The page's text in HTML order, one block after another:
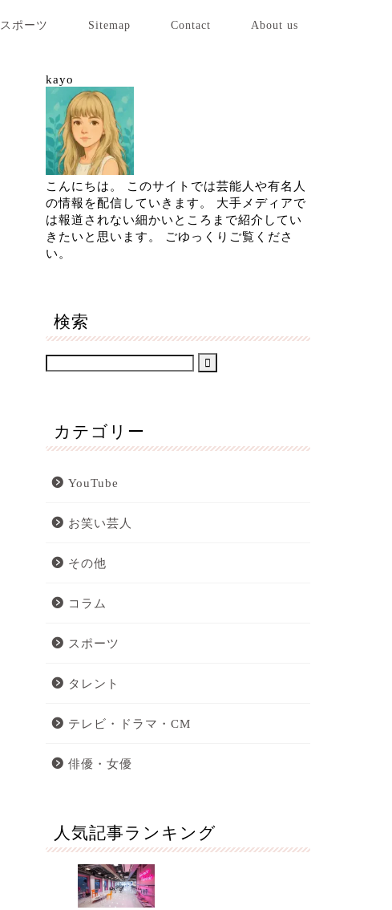
スポーツ Sitemap Contact About us
kayo
こんにちは。 このサイトでは芸能人や有名人
の情報を配信していきます。 大手メディアで
は報道されない細かいところまで紹介してい
きたいと思います。 ごゆっくりご覧くださ
い。
検索
カテゴリー
YouTube
お笑い芸人
その他
コラム
スポーツ
タレント
テレビ・ドラマ・CM
俳優・女優
人気記事ランキング